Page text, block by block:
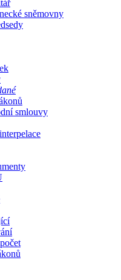
sněmovny
smlouvy